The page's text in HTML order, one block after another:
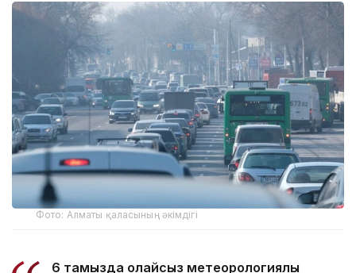
Фото: Алматы қаласының әкімдігі
6 тамызда қолайсыз метеорологиялық